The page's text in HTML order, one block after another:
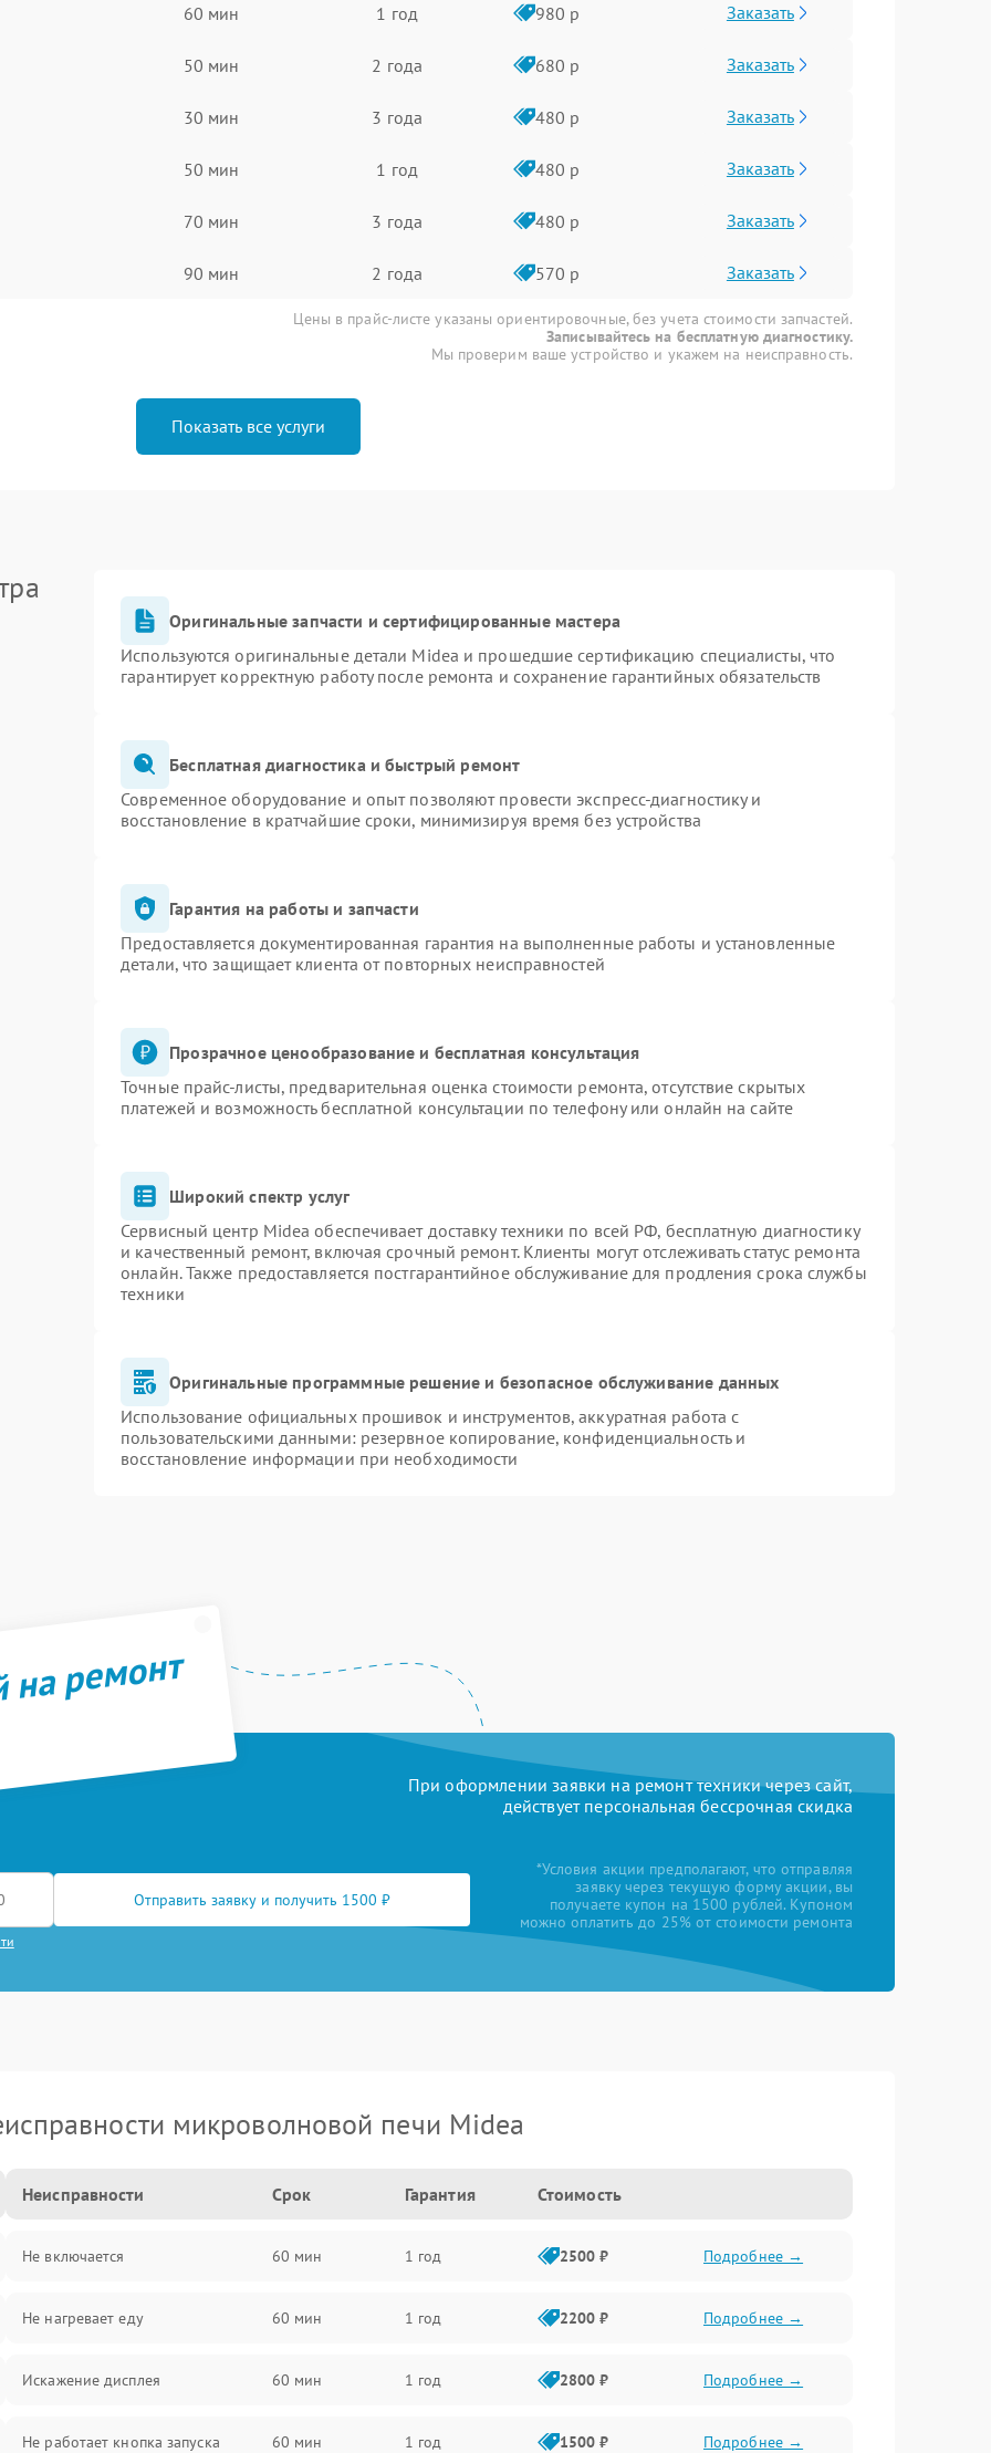
60 мин 1 год 980 р Заказать
50 мин 2 года 680 р Заказать
30 мин 3 года 480 р Заказать
50 мин 1 год 480 р Заказать
70 мин 3 года 480 р Заказать
90 мин 2 года 570 р Заказать
Цены в прайс-листе указаны ориентировочные, без учета стоимости запчастей.
Записывайтесь на бесплатную диагностику.
Мы проверим ваше устройство и укажем на неисправность.
Показать все услуги
Оригинальные запчасти и сертифицированные мастера
Используются оригинальные детали Midea и прошедшие сертификацию специалисты, что
гарантирует корректную работу после ремонта и сохранение гарантийных обязательств
Бесплатная диагностика и быстрый ремонт
Современное оборудование и опыт позволяют провести экспресс-диагностику и
восстановление в кратчайшие сроки, минимизируя время без устройства
Гарантия на работы и запчасти
Предоставляется документированная гарантия на выполненные работы и установленные
детали, что защищает клиента от повторных неисправностей
Прозрачное ценообразование и бесплатная консультация
Точные прайс-листы, предварительная оценка стоимости ремонта, отсутствие скрытых
платежей и возможность бесплатной консультации по телефону или онлайн на сайте
Широкий спектр услуг
Сервисный центр Midea обеспечивает доставку техники по всей РФ, бесплатную диагностику
и качественный ремонт, включая срочный ремонт. Клиенты могут отслеживать статус ремонта
онлайн. Также предоставляется постгарантийное обслуживание для продления срока службы
техники
Оригинальные программные решение и безопасное обслуживание данных
Использование официальных прошивок и инструментов, аккуратная работа с
пользовательскими данными: резервное копирование, конфиденциальность и
восстановление информации при необходимости
ремонт
При оформлении заявки на ремонт техники через сайт,
действует персональная бессрочная скидка
Отправить заявку и получить 1500 ₽
*Условия акции предполагают, что отправляя
заявку через текущую форму акции, вы
получаете купон на 1500 рублей. Купоном
можно оплатить до 25% от стоимости ремонта
микроволновой печи Midea
Неисправности Срок Гарантия Стоимость
Не включается 60 мин 1 год 2500 ₽ Подробнее →
Не нагревает еду 60 мин 1 год 2200 ₽ Подробнее →
Искажение дисплея 60 мин 1 год 2800 ₽ Подробнее →
Не работает кнопка запуска 60 мин 1 год 1500 ₽ Подробнее →